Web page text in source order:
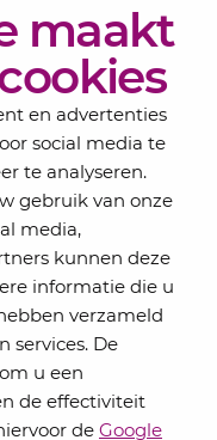
maakt
en advertenties
social media te
te analyseren.
gebruik van onze
media,
kunnen deze
informatie die u
verzameld
services. De
u een
de effectiviteit
de Google
van Lansigt in